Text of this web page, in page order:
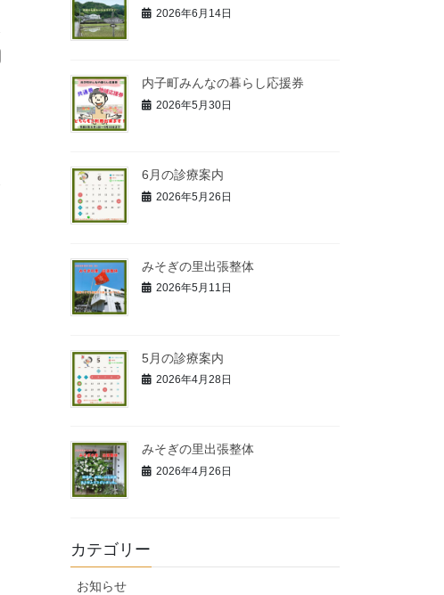
2026年6月14日
内子町みんなの暮らし応援券
2026年5月30日
6月の診療案内
2026年5月26日
みそぎの里出張整体
2026年5月11日
5月の診療案内
2026年4月28日
みそぎの里出張整体
2026年4月26日
カテゴリー
お知らせ